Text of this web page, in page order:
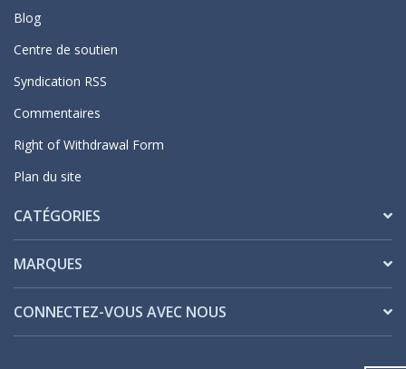
Blog
Centre de soutien
Syndication RSS
Commentaires
Right of Withdrawal Form
Plan du site
CATÉGORIES
MARQUES
CONNECTEZ-VOUS AVEC NOUS